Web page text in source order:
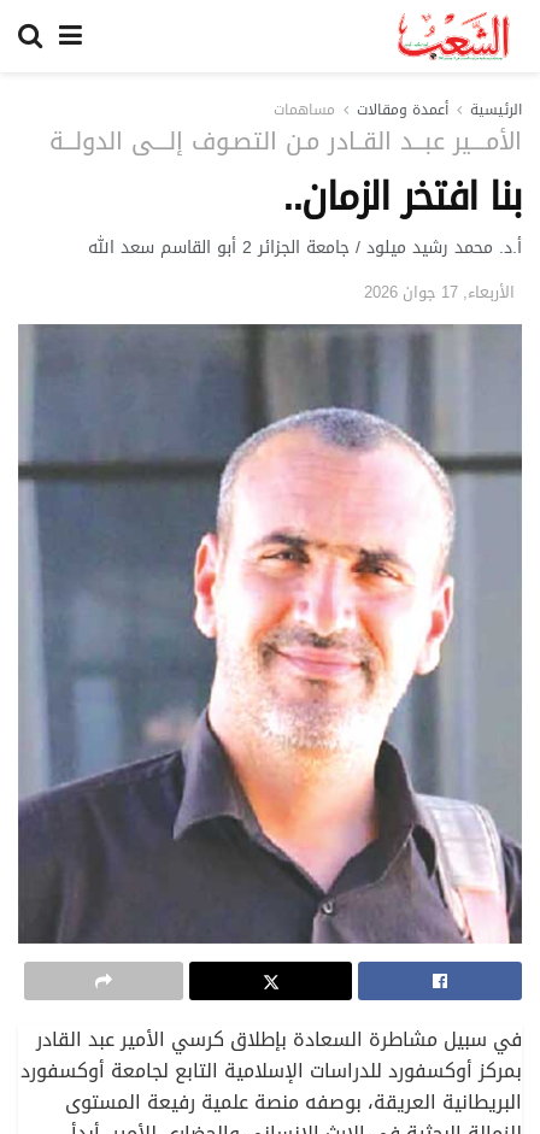
الرئيسية أعمدة ومقالات مساهمات
الأمــــير عبـــد القــادر مـن التصـوف إلــــى الدولـــة
بنا افتخر الزمان..
أ.د. محمد رشيد ميلود / جامعة الجزائر 2 أبو القاسم سعد الله
الأربعاء, 17 جوان 2026
في سبيل مشاطرة السعادة بإطلاق كرسي الأمير عبد القادر
بمركز أوكسفورد للدراسات الإسلامية التابع لجامعة أوكسفورد
البريطانية العريقة، بوصفه منصة علمية رفيعة المستوى